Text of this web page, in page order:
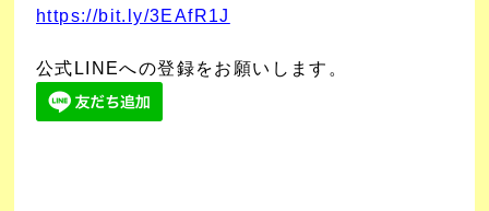
https://bit.ly/3EAfR1J
公式LINEへの登録をお願いします。